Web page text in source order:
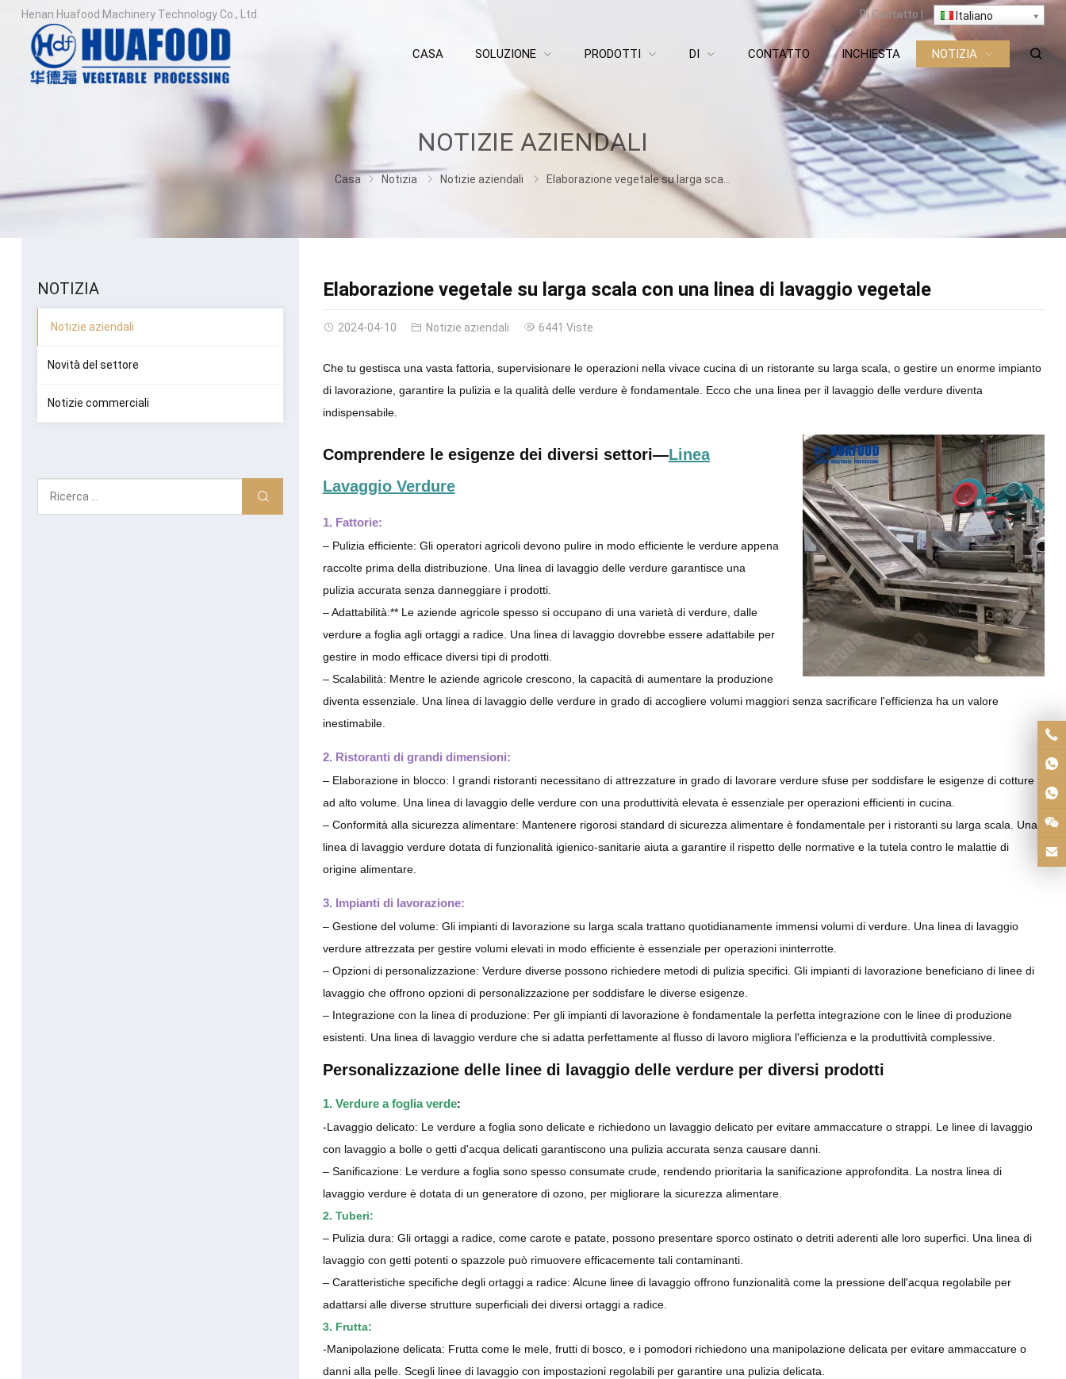
Henan Huafood Machinery Technology Co., Ltd. Di Contatto Italiano
CASA SOLUZIONE PRODOTTI DI CONTATTO INCHIESTA NOTIZIA
NOTIZIE AZIENDALI
Casa Notizia Notizie aziendali Elaborazione vegetale su larga scala con una linea di lavaggio vegetale
Elaborazione vegetale su larga scala con una linea di lavaggio vegetale
2024-04-10 Notizie aziendali 6441 Viste
Che tu gestisca una vasta fattoria, supervisionare le operazioni nella vivace cucina di un ristorante su larga scala, o gestire un enorme impianto
di lavorazione, garantire la pulizia e la qualità delle verdure è fondamentale. Ecco che una linea per il lavaggio delle verdure diventa
indispensabile.
Comprendere le esigenze dei diversi settori—Linea
Lavaggio Verdure
1. Fattorie:
– Pulizia efficiente: Gli operatori agricoli devono pulire in modo efficiente le verdure appena
raccolte prima della distribuzione. Una linea di lavaggio delle verdure garantisce una
pulizia accurata senza danneggiare i prodotti.
– Adattabilità:** Le aziende agricole spesso si occupano di una varietà di verdure, dalle
verdure a foglia agli ortaggi a radice. Una linea di lavaggio dovrebbe essere adattabile per
gestire in modo efficace diversi tipi di prodotti.
– Scalabilità: Mentre le aziende agricole crescono, la capacità di aumentare la produzione
diventa essenziale. Una linea di lavaggio delle verdure in grado di accogliere volumi maggiori senza sacrificare l'efficienza ha un valore
inestimabile.
2. Ristoranti di grandi dimensioni:
– Elaborazione in blocco: I grandi ristoranti necessitano di attrezzature in grado di lavorare verdure sfuse per soddisfare le esigenze di cotture
ad alto volume. Una linea di lavaggio delle verdure con una produttività elevata è essenziale per operazioni efficienti in cucina.
– Conformità alla sicurezza alimentare: Mantenere rigorosi standard di sicurezza alimentare è fondamentale per i ristoranti su larga scala. Una
linea di lavaggio verdure dotata di funzionalità igienico-sanitarie aiuta a garantire il rispetto delle normative e la tutela contro le malattie di
origine alimentare.
3. Impianti di lavorazione:
– Gestione del volume: Gli impianti di lavorazione su larga scala trattano quotidianamente immensi volumi di verdure. Una linea di lavaggio
verdure attrezzata per gestire volumi elevati in modo efficiente è essenziale per operazioni ininterrotte.
– Opzioni di personalizzazione: Verdure diverse possono richiedere metodi di pulizia specifici. Gli impianti di lavorazione beneficiano di linee di
lavaggio che offrono opzioni di personalizzazione per soddisfare le diverse esigenze.
– Integrazione con la linea di produzione: Per gli impianti di lavorazione è fondamentale la perfetta integrazione con le linee di produzione
esistenti. Una linea di lavaggio verdure che si adatta perfettamente al flusso di lavoro migliora l'efficienza e la produttività complessive.
Personalizzazione delle linee di lavaggio delle verdure per diversi prodotti
1. Verdure a foglia verde:
-Lavaggio delicato: Le verdure a foglia sono delicate e richiedono un lavaggio delicato per evitare ammaccature o strappi. Le linee di lavaggio
con lavaggio a bolle o getti d'acqua delicati garantiscono una pulizia accurata senza causare danni.
– Sanificazione: Le verdure a foglia sono spesso consumate crude, rendendo prioritaria la sanificazione approfondita. La nostra linea di
lavaggio verdure è dotata di un generatore di ozono, per migliorare la sicurezza alimentare.
2. Tuberi:
– Pulizia dura: Gli ortaggi a radice, come carote e patate, possono presentare sporco ostinato o detriti aderenti alle loro superfici. Una linea di
lavaggio con getti potenti o spazzole può rimuovere efficacemente tali contaminanti.
– Caratteristiche specifiche degli ortaggi a radice: Alcune linee di lavaggio offrono funzionalità come la pressione dell'acqua regolabile per
adattarsi alle diverse strutture superficiali dei diversi ortaggi a radice.
3. Frutta:
-Manipolazione delicata: Frutta come le mele, frutti di bosco, e i pomodori richiedono una manipolazione delicata per evitare ammaccature o
danni alla pelle. Scegli linee di lavaggio con impostazioni regolabili per garantire una pulizia delicata.
NOTIZIA
Notizie aziendali
Novità del settore
Notizie commerciali